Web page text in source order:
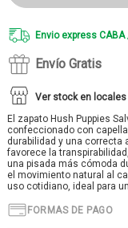
Envio express CABA
Envío Gratis
Ver stock en locales
El zapato Hush Puppies
confeccionado con
durabilidad y una correcta
favorece la
una pisada más cómoda
el movimiento natural al
uso cotidiano, ideal para
FORMAS DE PAGO